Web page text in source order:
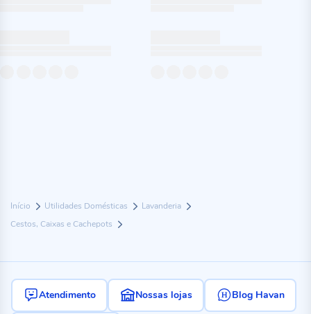
Início Utilidades Domésticas
Lavanderia
Cestos, Caixas e Cachepots
Atendimento Nossas lojas Blog Havan